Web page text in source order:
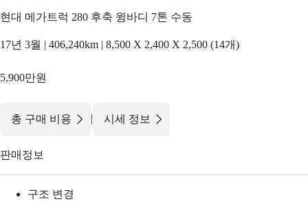
현대 메가트럭 280 후축 윙바디 7톤 수동
17년 3월 | 406,240km | 8,500 X 2,400 X 2,500 (14개)
5,900만원
총 구매 비용 | 시세 정보
판매정보
구조 변경